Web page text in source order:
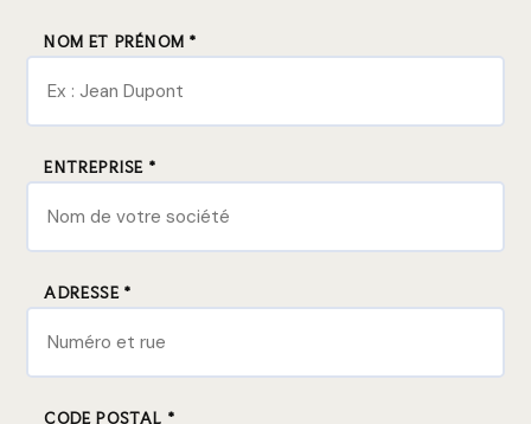
NOM ET PRÉNOM *
ENTREPRISE *
ADRESSE *
CODE POSTAL *